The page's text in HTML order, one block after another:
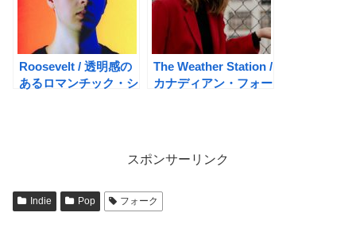
Roosevelt / 透明感の
あるロマンチック・シ
The Weather Station /
カナディアン・フォー
スポンサーリンク
Indie Pop フォーク